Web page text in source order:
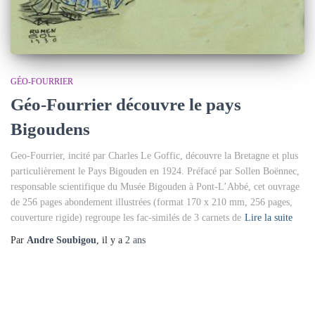
GÉO-FOURRIER
Géo-Fourrier découvre le pays
Bigoudens
Geo-Fourrier, incité par Charles Le Goffic, découvre la Bretagne et plus
particulièrement le Pays Bigouden en 1924. Préfacé par Sollen Boënnec,
responsable scientifique du Musée Bigouden à Pont-L’Abbé, cet ouvrage
de 256 pages abondement illustrées (format 170 x 210 mm, 256 pages,
couverture rigide) regroupe les fac-similés de 3 carnets de Lire la suite
Par Andre Soubigou , il y a 2 ans